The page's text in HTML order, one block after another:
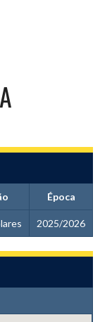
Época
2025/2026